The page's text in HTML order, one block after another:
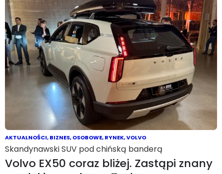
AKTUALNOŚCI,BIZNES,OSOBOWE,RYNEK,VOLVO
Skandynawski SUV pod chińską banderą
Volvo EX50 coraz bliżej. Zastąpi znany